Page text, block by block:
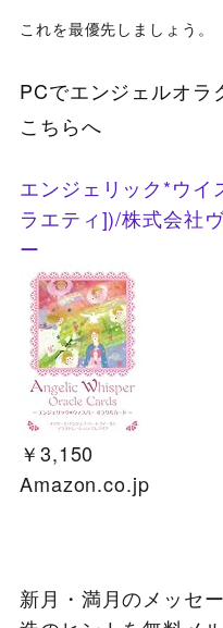
これを最優先しましょう。
PCでエンジェルオラ
こちらへ
エンジェリック*ウ
ラエティ])/株式会社
ー
￥3,150
Amazon.co.jp
新月・満月のメッセ